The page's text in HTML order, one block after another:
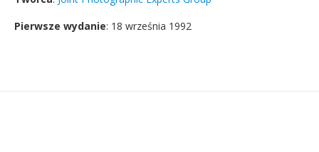
Pierwsze wydanie: 18 września 1992